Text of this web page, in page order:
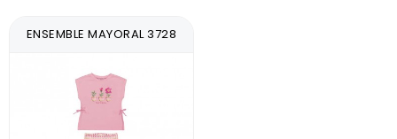
ENSEMBLE MAYORAL 3728